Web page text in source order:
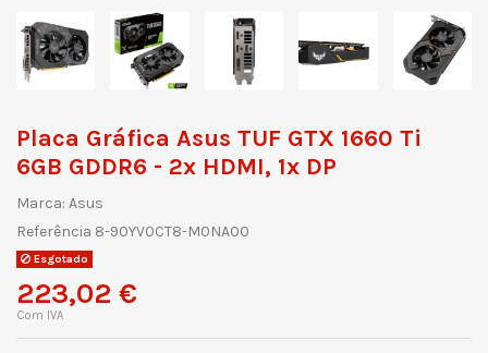
Placa Gráfica Asus TUF GTX 1660 Ti
6GB GDDR6 - 2x HDMI, 1x DP
Marca: Asus
Referência 8-90YV0CT8-M0NA00
Esgotado
223,02 €
Com IVA